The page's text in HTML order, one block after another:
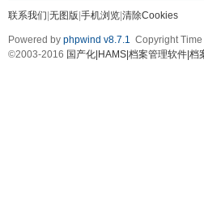
联系我们 无图版 手机浏览 清除Cookies
Powered by phpwind v8.7.1 Copyright
©2003-2016 国产化|HAMS|档案管理软件|